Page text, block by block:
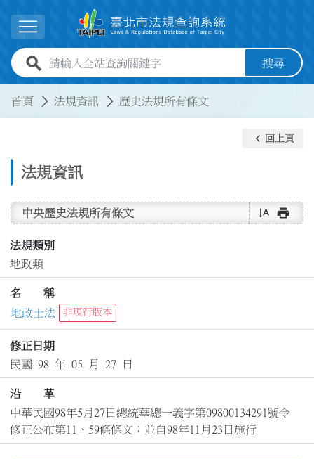
展開選單
全站查詢關鍵字欄位 搜尋
首頁 法規資訊 歷史法規所有條文
法規資訊
keyboard_arrow_left 回上頁
中央歷史法規所有條文 text_rotate_vertical print
法規類別
地政類
名 稱
地政士法
非現行版本
修正日期
民國 98 年 05 月 27 日
沿 革
中華民國98年5月27日總統華總一義字第09800134291號令
修正公布第11、59條條文；並自98年11月23日施行